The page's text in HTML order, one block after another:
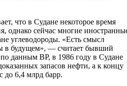
что в Судане некоторое время
однако сейчас многие
углеводороды. «Есть смысл
в будущем», — считает бывший
данным ВР, в 1986 году в Судане
запасов нефти, а к концу
до 6,4 млрд барр.